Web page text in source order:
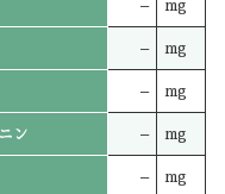
– mg
– mg
– mg
ン – mg
– mg